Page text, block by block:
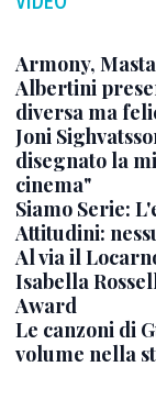
Armony,
Albertini
diversa ma
Joni
disegnato la
cinema"
Siamo Serie:
Attitudini:
Al via il
Isabella
Award
Le canzoni di
volume nella